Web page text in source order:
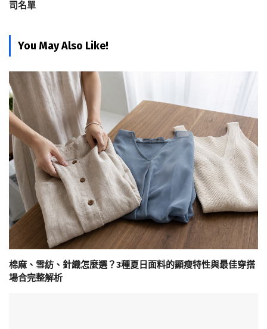
司名單
You May Also Like!
棉麻、雪紡、針織怎麼選？3種夏日面料的顯瘦特性與最佳穿搭
場合完整解析